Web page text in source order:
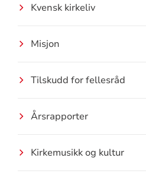
Kvensk kirkeliv
Misjon
Tilskudd for fellesråd
Årsrapporter
Kirkemusikk og kultur